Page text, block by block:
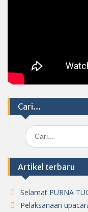
Cari…
Search
for:
Artikel terbaru
Selamat PURNA
Pelaksanaan